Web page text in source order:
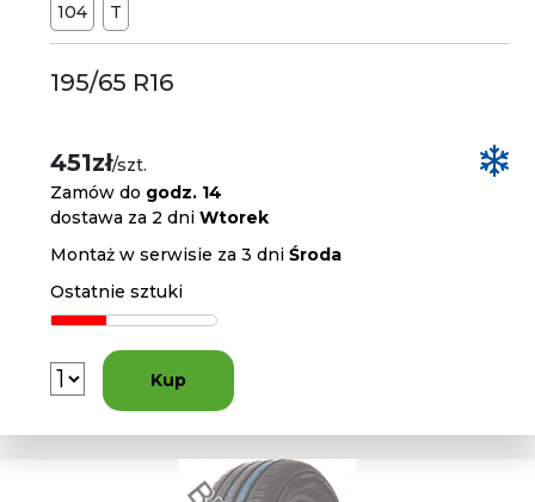
104
T
195/65 R16
451zł/szt.
Zamów do godz. 14
dostawa za 2 dniWtorek
Montaż w serwisie za 3 dniŚroda
Ostatnie sztuki
Kup